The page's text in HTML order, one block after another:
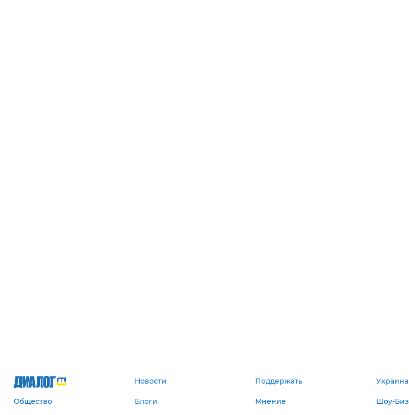
Новости Поддержать Украина
Общество Блоги Мнение Шоу-Биз